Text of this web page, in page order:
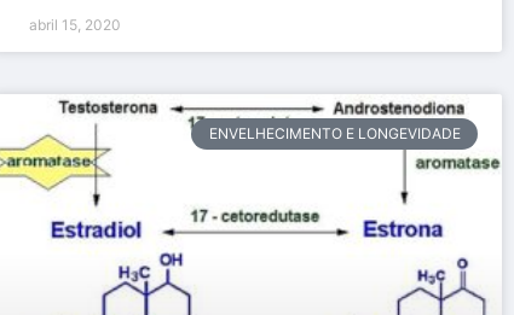
abril 15, 2020
ENVELHECIMENTO E LONGEVIDADE